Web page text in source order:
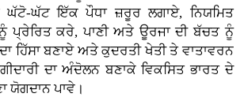
ਘੱਟ ਇੱਕ ਪੌਧਾ ਜ਼ਰੂਰ ਲਗਾਏ, ਨਿਯਮਿਤ
ਪ੍ਰੇਰਿਤ ਕਰੇ, ਪਾਣੀ ਅਤੇ ਊਰਜਾ ਦੀ ਬੱਚਤ ਨੂੰ
ਹਿੱਸਾ ਬਣਾਏ ਅਤੇ ਕੁਦਰਤੀ ਖੇਤੀ ਤੇ ਵਾਤਾਵਰਨ
ਦਾ ਅੰਦੋਲਨ ਬਣਾਕੇ ਵਿਕਸਿਤ ਭਾਰਤ ਦੇ
ਯੋਗਦਾਨ ਪਾਵੇ।